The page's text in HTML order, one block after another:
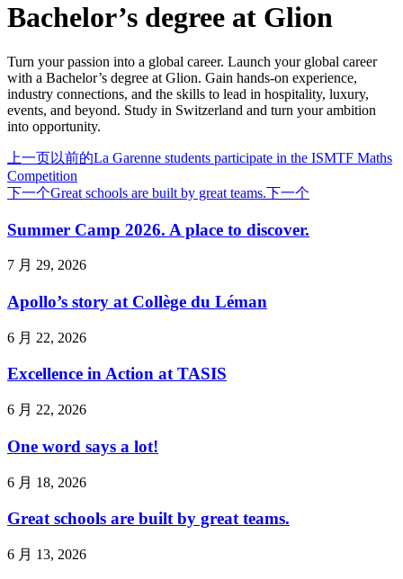
Bachelor’s degree at Glion
Turn your passion into a global career. Launch your global career
with a Bachelor’s degree at Glion. Gain hands-on experience,
industry connections, and the skills to lead in hospitality, luxury,
events, and beyond. Study in Switzerland and turn your ambition
into opportunity.
上一页以前的La Garenne students participate in the ISMTF Maths
Competition
下一个Great schools are built by great teams.下一个
Summer Camp 2026. A place to discover.
7 月 29, 2026
Apollo’s story at Collège du Léman
6 月 22, 2026
Excellence in Action at TASIS
6 月 22, 2026
One word says a lot!
6 月 18, 2026
Great schools are built by great teams.
6 月 13, 2026